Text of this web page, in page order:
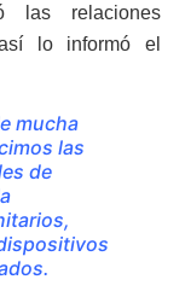
las relaciones
lo informó el
mucha
las
de